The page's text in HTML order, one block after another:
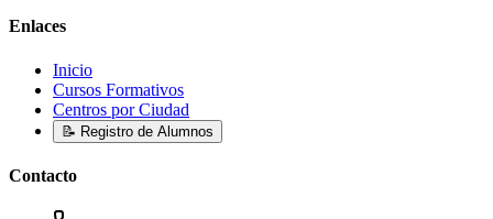
Enlaces
Inicio
Cursos Formativos
Centros por Ciudad
📝 Registro de Alumnos
Contacto